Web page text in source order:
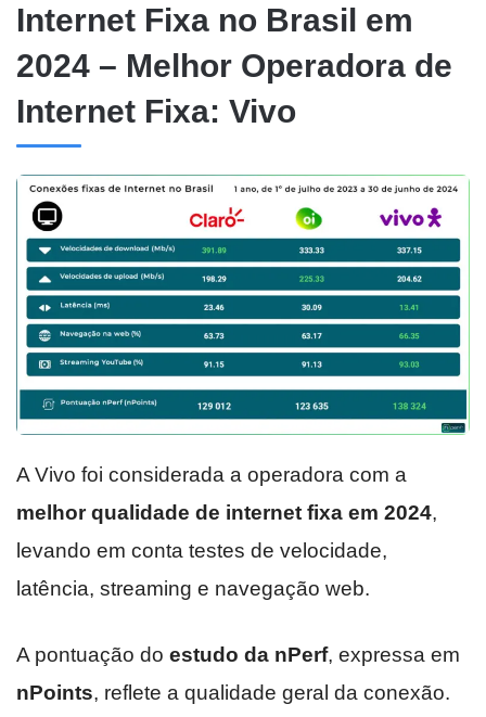
Internet Fixa no Brasil em
2024 – Melhor Operadora de
Internet Fixa: Vivo
A Vivo foi considerada a operadora com a
melhor qualidade de internet fixa em 2024,
levando em conta testes de velocidade,
latência, streaming e navegação web.
A pontuação do estudo da nPerf, expressa em
nPoints, reflete a qualidade geral da conexão.